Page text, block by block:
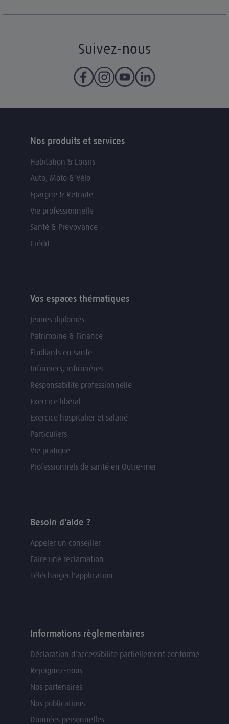
Suivez-nous
Nos produits et services
Habitation & Loisirs
Auto, Moto & Vélo
Epargne & Retraite
Vie professionnelle
Santé & Prévoyance
Crédit
Vos espaces thématiques
Jeunes diplômés
Patrimoine & Finance
Etudiants en santé
Infirmiers, infirmières
Responsabilité professionnelle
Exercice libéral
Exercice hospitalier et salarié
Particuliers
Vie pratique
Professionnels de santé en Outre-mer
Besoin d'aide ?
Appeler un conseiller
Faire une réclamation
Télécharger l'application
Informations règlementaires
Déclaration d'accessibilité partiellement conforme
Rejoignez-nous
Nos partenaires
Nos publications
Données personnelles